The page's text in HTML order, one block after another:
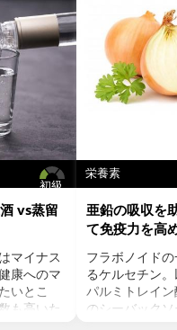
的ストレスの原因とは？
の総量が一定レベルを超え
たさまざまな炎症と関連し
、というのが個人的な経験
をすれば簡単に治る、と
です。これらの身体的スト
すかが重要。でも、健康志
体へのストレスの低減に向
ていることと思います。な
なのはなぜか？ 今まで気
トレスの原因があるので
このようなことをいろいろ
当たることが1つありまし
体への悪影響については、
れています。携帯電話から
初級
vs蒸留
マイナス
康へのマ
いとこ
も高いた
栄養素
亜鉛の吸収を
て免疫力を高
フラボノイド
るケルセチン
パルミトレイ
のシーバックソ